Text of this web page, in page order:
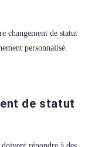
changement de statut
personnalisé.
de statut